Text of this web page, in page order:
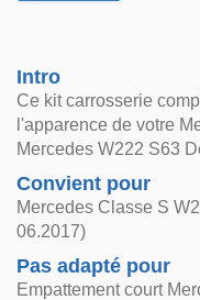
Intro
Ce kit carrosserie
l'apparence de votre
Mercedes W222 S63
Convient pour
Mercedes Classe S
06.2017)
Pas adapté pour
Empattement court